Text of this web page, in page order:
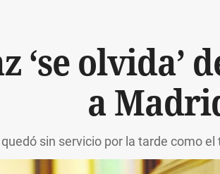
‘se olvida’
a
sin servicio por la tarde como